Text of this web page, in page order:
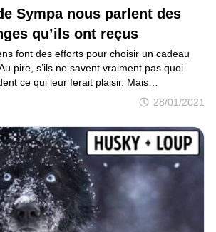
Sympa nous parlent des
qu’ils ont reçus
28/01/2021
font des efforts pour choisir un cadeau
pire, s’ils ne savent vraiment pas quoi
ce qui leur ferait plaisir. Mais
ne s’embêtent pas trop et offrent
ont sous la main. Ainsi, l’un de nos
pour son sixième anniversaire et une
beaucoup trop grandes pour elle.